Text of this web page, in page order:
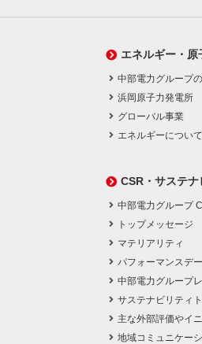
エネルギー・原
中部電力グループ
浜岡原子力発電所
グローバル事業
エネルギーについて
CSR・サステナ
中部電力グループ
トップメッセージ
マテリアリティ
パフォーマンスデ
中部電力グループ
サステナビリティ
主な外部評価やイ
地域コミュニケー